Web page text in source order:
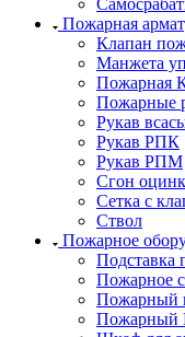
Пожарная
Клапан
Манжета
Пожарная
Пожарные
Рукав
Рукав РПК
Рукав РПМ
Сгон
Сетка с
Ствол
Пожарное
Подставка
Пожарное
Пожарный
Пожарный